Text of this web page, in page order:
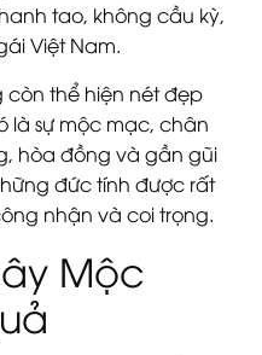
tao, không cầu kỳ,
Việt Nam.
thể hiện nét đẹp
là sự mộc mạc, chân
hòa đồng và gần gũi
đức tính được rất
nhận và coi trọng.
Mộc